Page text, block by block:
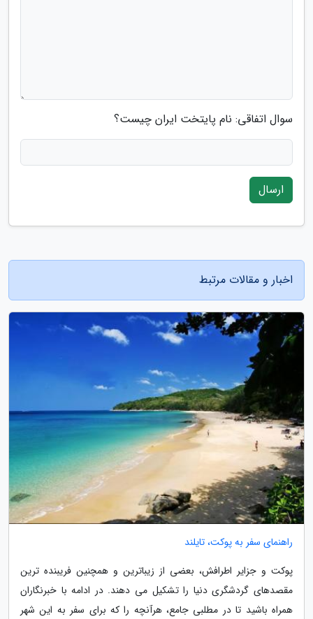
سوال اتفاقی: نام پایتخت ایران چیست؟
ارسال
اخبار و مقالات مرتبط
راهنمای سفر به پوکت، تایلند
پوکت و جزایر اطرافش، بعضی از زیباترین و همچنین فریبنده ترین
مقصدهای گردشگری دنیا را تشکیل می دهند. در ادامه با خبرنگاران
همراه باشید تا در مطلبی جامع، هرآنچه را که برای سفر به این شهر